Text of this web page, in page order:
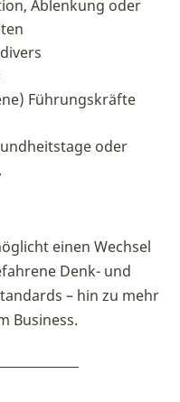
Ablenkung oder
Führungskräfte
oder
einen Wechsel
Denk- und
– hin zu mehr
Business.